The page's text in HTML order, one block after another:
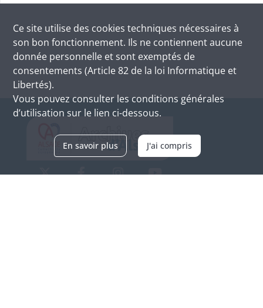
Ce site utilise des cookies techniques nécessaires à
son bon fonctionnement. Ils ne contiennent aucune
donnée personnelle et sont exemptés de
consentements (Article 82 de la loi Informatique et
Libertés).
Vous pouvez consulter les conditions générales
d’utilisation sur le lien ci-dessous.
En savoir plus J'ai compris